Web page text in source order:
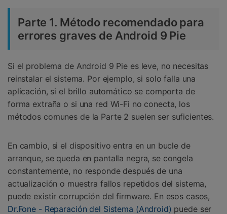
Parte 1. Método recomendado para
errores graves de Android 9 Pie
Si el problema de Android 9 Pie es leve, no necesitas
reinstalar el sistema. Por ejemplo, si solo falla una
aplicación, si el brillo automático se comporta de
forma extraña o si una red Wi-Fi no conecta, los
métodos comunes de la Parte 2 suelen ser suficientes.
En cambio, si el dispositivo entra en un bucle de
arranque, se queda en pantalla negra, se congela
constantemente, no responde después de una
actualización o muestra fallos repetidos del sistema,
puede existir corrupción del firmware. En esos casos,
Dr.Fone - Reparación del Sistema (Android) puede ser